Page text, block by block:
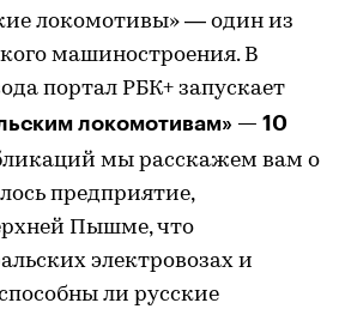
локомотивы» — один из
машиностроения. В
портал РБК+ запускает
локомотивам» — 10
мы расскажем вам о
предприятие,
Пышме, что
электровозах и
ли русские